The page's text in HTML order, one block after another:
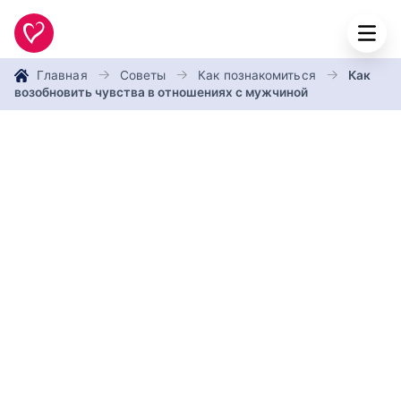
Главная Советы Как познакомиться
Как
возобновить чувства в отношениях с мужчиной